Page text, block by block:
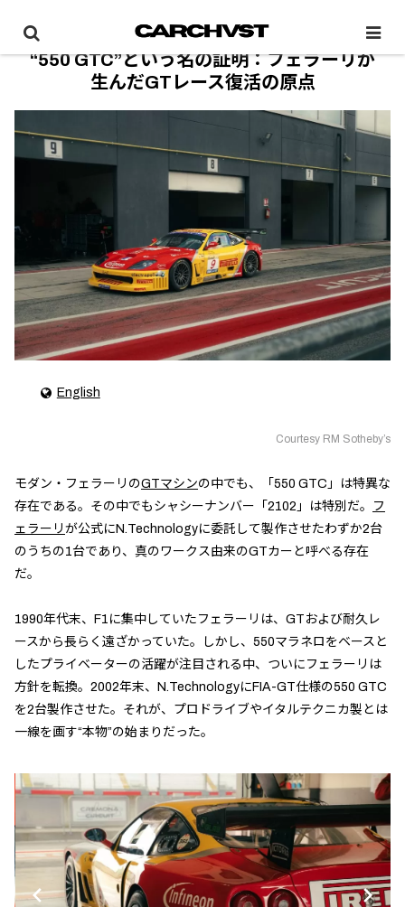
“550 GTC”という名の証明：フェラーリが
生んだGTレース復活の原点
English
Courtesy RM Sotheby’s
モダン・フェラーリのGTマシンの中でも、「550 GTC」は特異な
存在である。その中でもシャシーナンバー「2102」は特別だ。
フ
ェラーリ が公式にN.Technologyに委託して製作させたわずか2台
のうちの1台であり、真のワークス由来のGTカーと呼べる存在
だ。
1990年代末、F1に集中していたフェラーリは、GTおよび耐久レ
ースから長らく遠ざかっていた。しかし、550マラネロをベースと
したプライベーターの活躍が注目される中、ついにフェラーリは
方針を転換。2002年末、N.TechnologyにFIA-GT仕様の550 GTC
を2台製作させた。それが、プロドライブやイタルテクニカ製とは
一線を画す“本物”の始まりだった。